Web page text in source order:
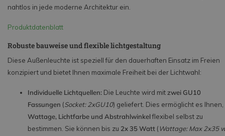
nahtlos in jede moderne Architektur ein.
Produktdatenblatt
Robuste bauweise und flexible lichtgestaltung
Diese Außenleuchte ist speziell für den dauerhaften Einsatz im Freien
konzipiert und bietet Ihnen maximale Freiheit bei der Lichtwahl:
Individuelle Lichtquellen: Die Leuchte wird mitzwei GU10
Fassungen (Socket: 2xGU10) geliefert. Dies ermöglicht es Ihnen,
Wattage, Lichtfarbe und Abstrahlwinkelflexibel selbst zu
bestimmen. Sie können bis zu 2x 35 Watt ( Wattage: Max 2x35